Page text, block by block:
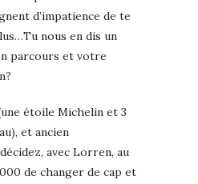
d’impatience de te
nous en dis un
parcours et votre
étoile Michelin et 3
et ancien
avec Lorren, au
de changer de cap et